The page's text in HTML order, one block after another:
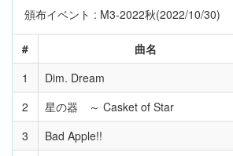
頒布イベント : M3-2022秋(2022/10/30)
# 曲名
1
Dim. Dream
2
星の器 ～ Casket of Star
3
Bad Apple!!